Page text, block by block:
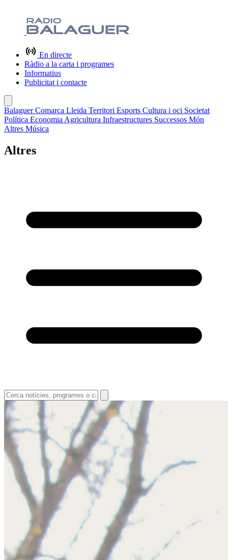
En directe
Ràdio a la carta i programes
Informatius
Publicitat i contacte
BalaguerComarca Lleida Territori Esports Cultura i oci Societat
Política Economia Agricultura Infraestructures Successos Món
Altres Música
Altres